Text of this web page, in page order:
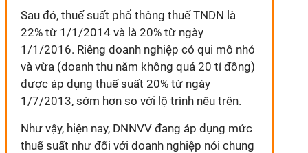
Sau đó, thuế suất phổ thông thuế TNDN là
22% từ 1/1/2014 và là 20% từ ngày
1/1/2016. Riêng doanh nghiệp có qui mô nhỏ
và vừa (doanh thu năm không quá 20 tỉ đồng)
được áp dụng thuế suất 20% từ ngày
1/7/2013, sớm hơn so với lộ trình nêu trên.
Như vậy, hiện nay, DNNVV đang áp dụng mức
thuế suất như đối với doanh nghiệp nói chung